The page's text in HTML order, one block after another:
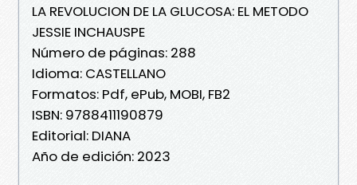
LA REVOLUCION DE LA GLUCOSA: EL METODO
JESSIE INCHAUSPE
Número de páginas: 288
Idioma: CASTELLANO
Formatos: Pdf, ePub, MOBI, FB2
ISBN: 9788411190879
Editorial: DIANA
Año de edición: 2023